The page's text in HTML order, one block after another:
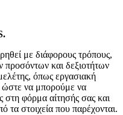
με διάφορους τρόπους,
και δεξιοτήτων
όπως εργασιακή
ώστε να μπορούμε να
στη φόρμα αίτησής σας και
στοιχεία που παρέχονται.